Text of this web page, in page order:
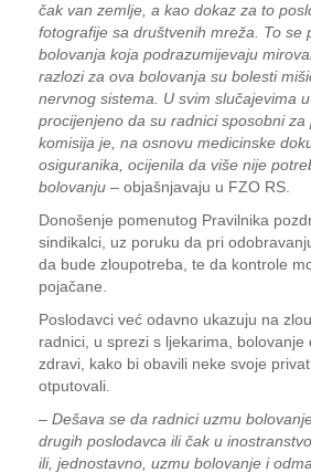
čak van zemlje, a kao dokaz za to
fotografije sa društvenih mreža. To se
bolovanja koja podrazumijevaju
razlozi za ova bolovanja su bolesti
nervnog sistema. U svim slučajevima
procijenjeno da su radnici sposobni
komisija je, na osnovu medicinske
osiguranika, ocijenila da više nije
bolovanju – objašnjavaju u FZO RS.
Donošenje pomenutog Pravilnika
sindikalci, uz poruku da pri
da bude zloupotreba, te da kontrole
pojačane.
Poslodavci već odavno ukazuju na
radnici, u sprezi s ljekarima, bolovanje
zdravi, kako bi obavili neke svoje
otputovali.
– Dešava se da radnici uzmu
drugih poslodavca ili čak u
ili, jednostavno, uzmu bolovanje i